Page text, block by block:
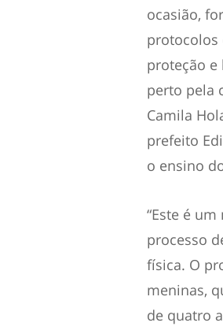
ocasião,
protocolos
proteção e
perto pela
Camila
prefeito
o ensino
“Este é
processo
física. O
meninas,
de quatro